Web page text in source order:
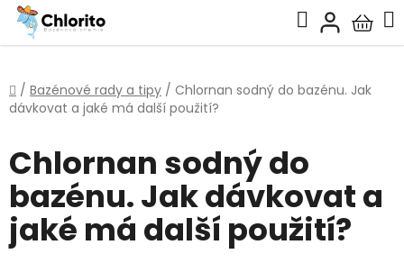
Přejít
obsah
Hledat
košík
Domů
/ Bazénové rady a tipy / Chlornan sodný do bazénu. Jak
dávkovat a jaké má další použití?
Chlornan sodný do
bazénu. Jak dávkovat a
jaké má další použití?